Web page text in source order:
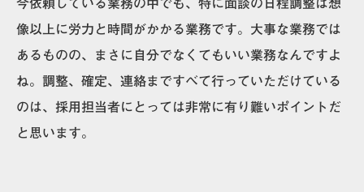
今依頼している業務の中でも、特に面談の日程調整は想
像以上に労力と時間がかかる業務です。大事な業務では
あるものの、まさに自分でなくてもいい業務なんですよ
ね。調整、確定、連絡まですべて行っていただけている
のは、採用担当者にとっては非常に有り難いポイントだ
と思います。